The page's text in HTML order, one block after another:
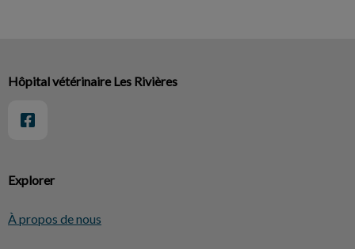
Explorer
À propos de nous
Hôpital vétérinaire Les Rivières